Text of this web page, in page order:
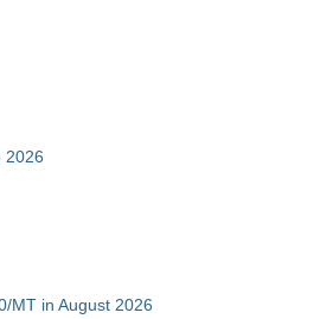
2026
MT in August 2026